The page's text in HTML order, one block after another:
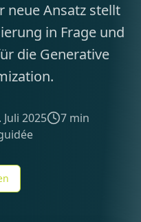
neue Ansatz stellt
in Frage und
die Generative
Juli 2025
7 min